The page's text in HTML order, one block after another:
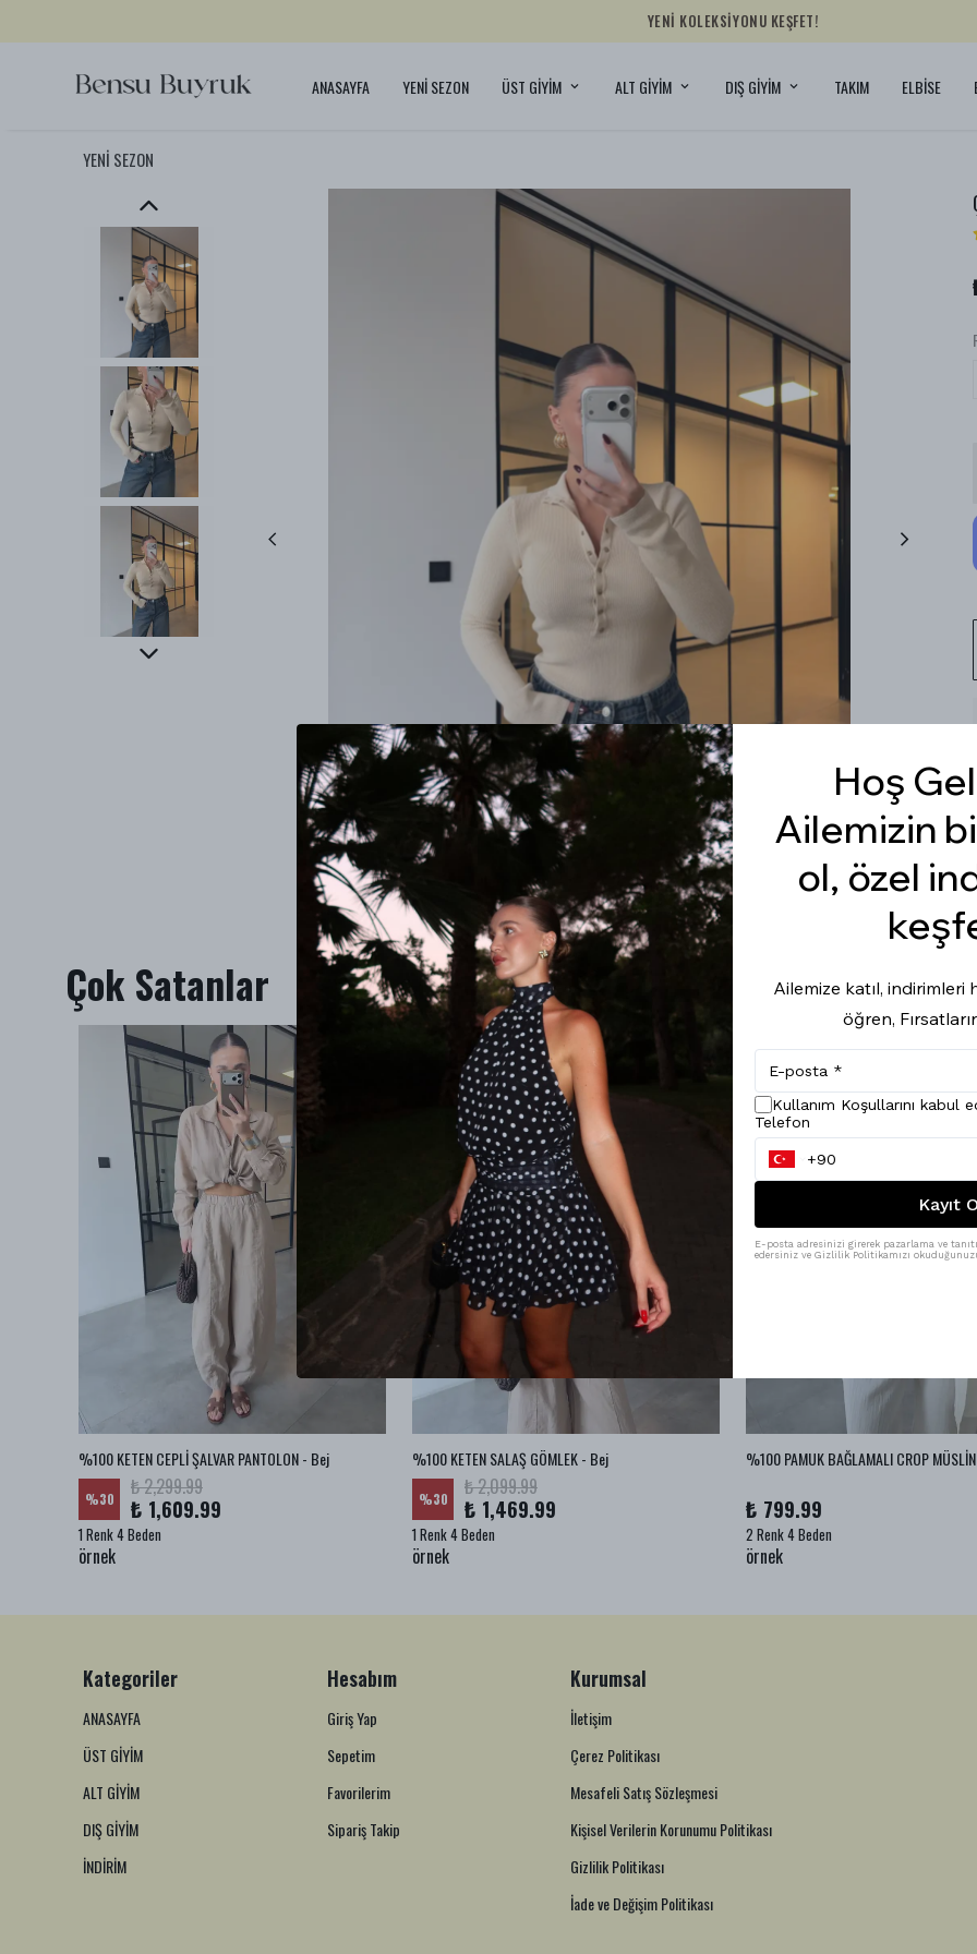
YENİ KOLEKSİYONU KEŞFET!
ANASAYFA YENİ SEZON ÜST GİYİM ALT GİYİM DIŞ GİYİM TAKIM ELBİSE
YENİ SEZON
Çok Satanlar
%100 KETEN CEPLİ ŞALVAR PANTOLON - Bej
%30 ₺ 2,299.99
₺ 1,609.99
1 Renk 4 Beden
örnek
%100 KETEN SALAŞ GÖMLEK - Bej
%30 ₺ 2,099.99
₺ 1,469.99
1 Renk 4 Beden
örnek
₺ 799.99
2 Renk 4 Beden
örnek
Kategoriler
ANASAYFA
ÜST GİYİM
ALT GİYİM
DIŞ GİYİM
İNDİRİM
Hesabım
Giriş Yap
Sepetim
Favorilerim
Sipariş Takip
Kurumsal
İletişim
Çerez Politikası
Mesafeli Satış Sözleşmesi
Kişisel Verilerin Korunumu Politikası
Gizlilik Politikası
İade ve Değişim Politikası
Hoş
Ailemizin
ol, özel
Ailemize katıl, indirimleri
öğren,
Kullanım Koşullarını kabul
Telefon
Kayıt
E-posta adresinizi girerek pazarlama ve
edersiniz ve Gizlilik Politikamızı